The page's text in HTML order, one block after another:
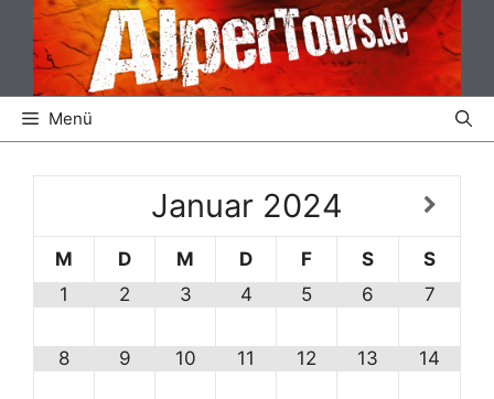
Zum
Inhalt
springen
Menü
Januar 2024
M D M D F S
S
1
2 3 4 5 6 7
8 9 10 11 12 13 14